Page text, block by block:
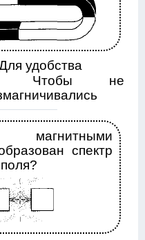
удобства
Чтобы не
спектр